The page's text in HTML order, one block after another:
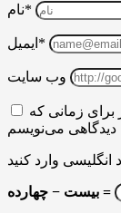
نام*
ایمیل*
وب سایت
برای زمانی که
بیست − چهارده =